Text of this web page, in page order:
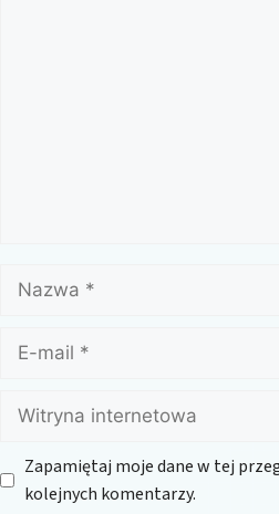
Nazwa
mail
Witryna
internetowa
Zapamiętaj moje dane w tej
kolejnych komentarzy.